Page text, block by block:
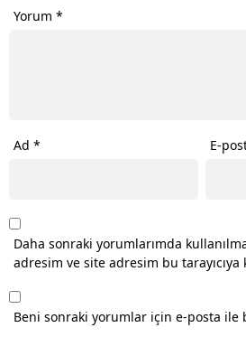
Yorum *
Ad * E-
Daha sonraki yorumlarımda
adresim ve site adresim bu tarayıcıya
Beni sonraki yorumlar için e-posta ile